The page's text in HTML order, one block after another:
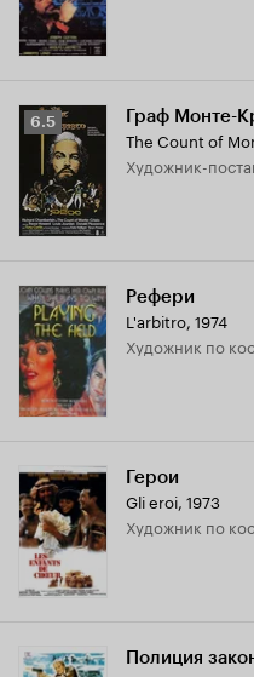
Рейтинг
Кинопоиска
6.5
6.5 Граф Монте-
The Count of
Художник-
Рефери
L'arbitro, 1974
Художник по
Герои
Gli eroi, 1973
Художник по
Полиция